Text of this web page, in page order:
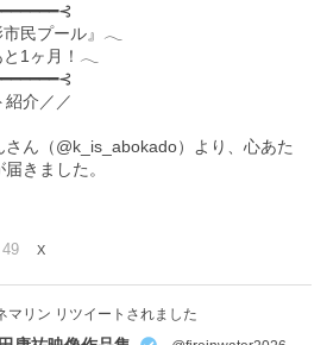
民プール』𓂃
と1ヶ月！𓂃
紹介／／
さん（@k_is_abokado）より、心あた
きました。
49 X
マリン リツイートされました